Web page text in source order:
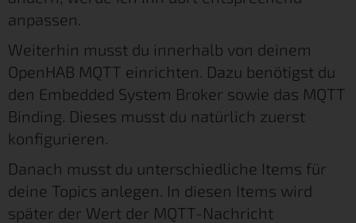
anpassen.
Weiterhin musst du innerhalb von deinem
OpenHAB MQTT einrichten. Dazu benötigst du
den Embedded System Broker sowie das MQTT
Binding. Dieses musst du natürlich zuerst
konfigurieren.
Danach musst du unterschiedliche Items für
deine Topics anlegen. In diesen Items wird
später der Wert der MQTT-Nachricht